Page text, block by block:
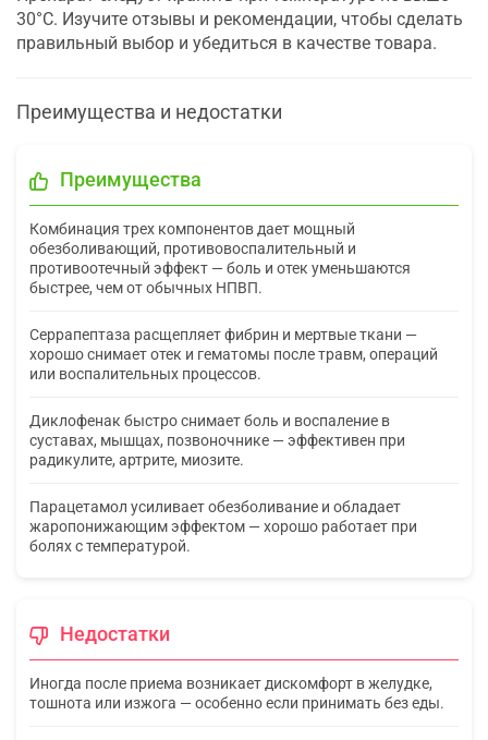
30°С. Изучите отзывы и рекомендации, чтобы сделать
правильный выбор и убедиться в качестве товара.
Преимущества и недостатки
Преимущества
Комбинация трех компонентов дает мощный
обезболивающий, противовоспалительный и
противоотечный эффект — боль и отек уменьшаются
быстрее, чем от обычных НПВП.
Серрапептаза расщепляет фибрин и мертвые ткани —
хорошо снимает отек и гематомы после травм, операций
или воспалительных процессов.
Диклофенак быстро снимает боль и воспаление в
суставах, мышцах, позвоночнике — эффективен при
радикулите, артрите, миозите.
Парацетамол усиливает обезболивание и обладает
жаропонижающим эффектом — хорошо работает при
болях с температурой.
Недостатки
Иногда после приема возникает дискомфорт в желудке,
тошнота или изжога — особенно если принимать без еды.